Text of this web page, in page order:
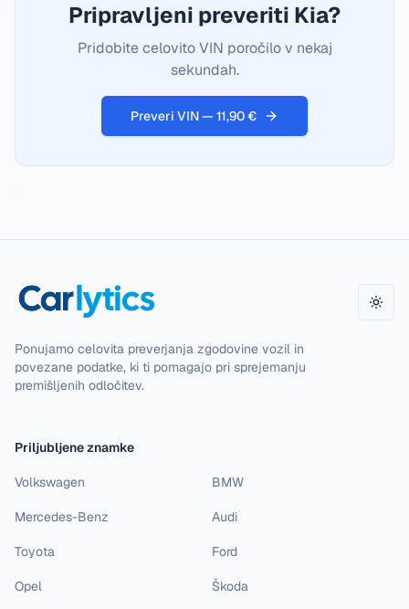
Pripravljeni preveriti Kia?
Pridobite celovito VIN poročilo v nekaj
sekundah.
Preveri VIN — 11,90 €
Ponujamo celovita preverjanja zgodovine vozil in
povezane podatke, ki ti pomagajo pri sprejemanju
premišljenih odločitev.
Priljubljene znamke
Volkswagen BMW
Mercedes-Benz Audi
Toyota Ford
Opel Škoda